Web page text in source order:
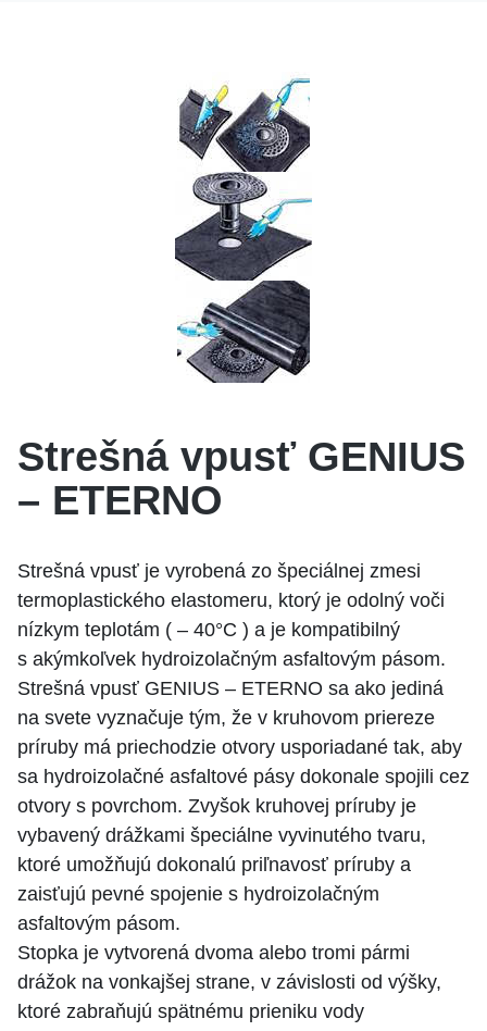
Strešná vpusť GENIUS
– ETERNO
Strešná vpusť je vyrobená zo špeciálnej zmesi
termoplastického elastomeru, ktorý je odolný voči
nízkym teplotám ( – 40°C ) a je kompatibilný
s akýmkoľvek hydroizolačným asfaltovým pásom.
Strešná vpusť GENIUS – ETERNO sa ako jediná
na svete vyznačuje tým, že v kruhovom priereze
príruby má priechodzie otvory usporiadané tak, aby
sa hydroizolačné asfaltové pásy dokonale spojili cez
otvory s povrchom. Zvyšok kruhovej príruby je
vybavený drážkami špeciálne vyvinutého tvaru,
ktoré umožňujú dokonalú priľnavosť príruby a
zaisťujú pevné spojenie s hydroizolačným
asfaltovým pásom.
Stopka je vytvorená dvoma alebo tromi pármi
drážok na vonkajšej strane, v závislosti od výšky,
ktoré zabraňujú spätnému prieniku vody